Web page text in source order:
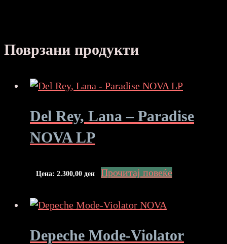
Поврзани продукти
Del Rey, Lana – Paradise
NOVA LP
Цена: 2.300,00 ден Прочитај повеќе
Depeche Mode-Violator